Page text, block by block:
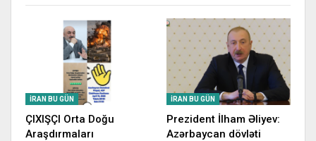
İRAN BU GÜN
ÇIXIŞÇI Orta Doğu
Araşdırmaları
İRAN BU GÜN
Prezident İlham Əliyev:
Azərbaycan dövləti